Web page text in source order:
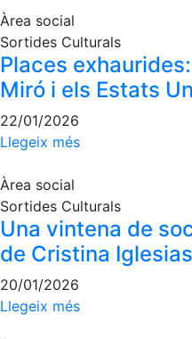
Conferències
i
Inspirational
Talks
Calendari
d'Activitats
Socials
Jocs de taula
Penyes del
Club
Wellness
Center
Àrea social
Sortides Culturals
Places
Miró i els Estats
22/01/2026
Llegeix més
Àrea social
Sortides Culturals
Una vintena de
de Cristina Iglesias
20/01/2026
Llegeix més